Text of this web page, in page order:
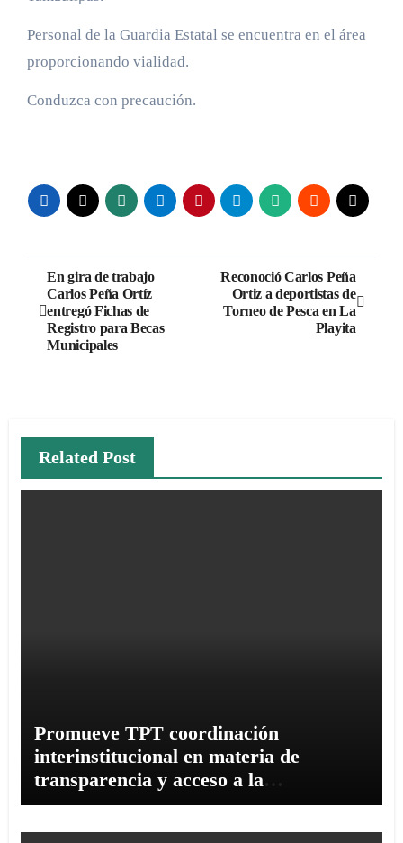
Personal de la Guardia Estatal se encuentra en el área
proporcionando vialidad.
Conduzca con precaución.
Navegación
de
entradas
En gira de trabajo
Carlos Peña Ortíz
entregó Fichas de
Registro para Becas
Municipales
Reconoció Carlos Peña
Ortiz a deportistas de
Torneo de Pesca en La
Playita
Related Post
Promueve TPT coordinación
interinstitucional en materia de
transparencia y acceso a la
información pública